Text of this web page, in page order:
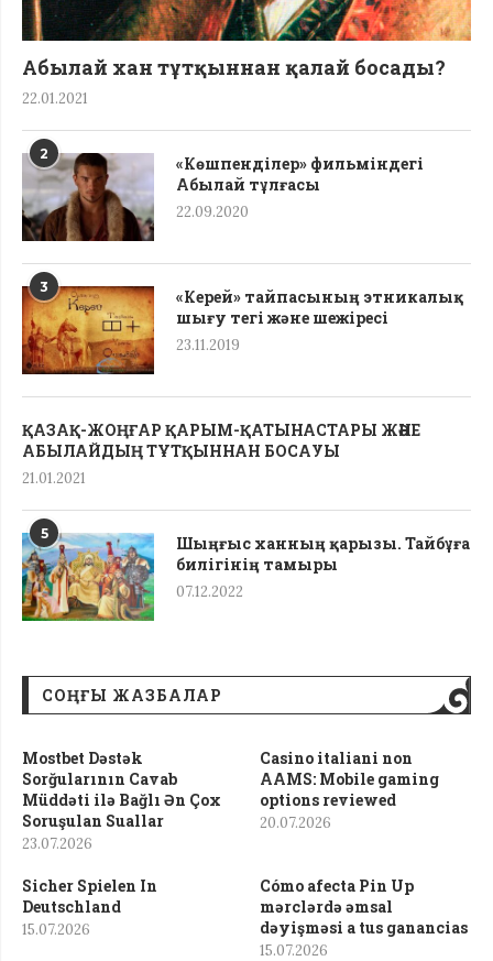
Абылай хан тұтқыннан қалай босады?
22.01.2021
2
«Көшпенділер» фильміндегі
Абылай тұлғасы
22.09.2020
3
«Керей» тайпасының этникалық
шығу тегі жəне шежіресі
23.11.2019
ҚАЗАҚ-ЖОҢҒАР ҚАРЫМ-ҚАТЫНАСТАРЫ ЖӘНЕ
АБЫЛАЙДЫҢ ТҰТҚЫННАН БОСАУЫ
21.01.2021
5
Шыңғыс ханның қарызы. Тайбұға
билігінің тамыры
07.12.2022
СОҢҒЫ ЖАЗБАЛАР
Mostbet Dəstək
Sorğularının Cavab
Müddəti ilə Bağlı Ən Çox
Soruşulan Suallar
23.07.2026
Casino italiani non
AAMS: Mobile gaming
options reviewed
20.07.2026
Sicher Spielen In
Deutschland
15.07.2026
Cómo afecta Pin Up
mərclərdə əmsal
dəyişməsi a tus ganancias
15.07.2026